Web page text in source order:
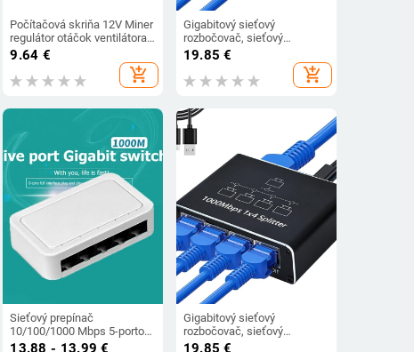
Počítačová skriňa 12V Miner
regulátor otáčok ventilátora
8-kanálový rozbočovač
vysokovýkonný regulátor
9.64 €
add_shopping_cart
Gigabitový sieťový
rozbočovač, sieťový
rozbočovač s jednou až
štyrmi sieťovými portami,
sieťový rozbočovač RJ45,
19.85 €
add_shopping_cart
Sieťový prepínač
10/100/1000 Mbps 5-portový
ethernetový mini prepínač,
13.88 - 13.99 €
Gigabitový sieťový
rozbočovač, sieťový
rozbočovač s jednou až
19.85 €